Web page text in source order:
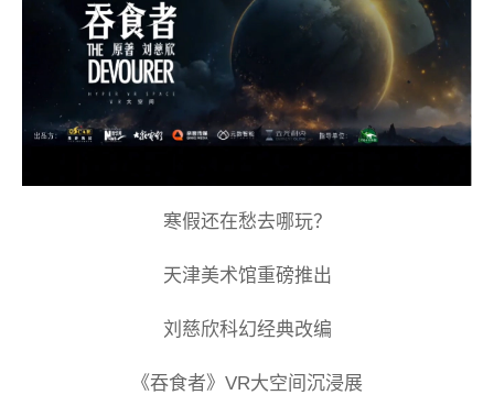
寒假还在愁去哪玩？
天津美术馆重磅推出
刘慈欣科幻经典改编
《吞食者》VR大空间沉浸展